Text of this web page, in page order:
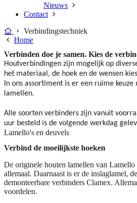
Nieuws
Contact
Verbindingstechniek
Home
Verbinden doe je samen. Kies de
Houtverbindingen zijn mogelijk op
het materiaal, de hoek en de wensen
In ons assortiment is er een ruime
lamellen.
Alle soorten verbinders zijn vanuit
uur besteld is de volgende werkdag
Lamello's en deuvels
Verbind de moeilijkste hoeken
De originele houten lamellen van
allemaal. Daarnaast is er de inslaglamel,
demonteerbare verbinders Clamex.
voordelen.